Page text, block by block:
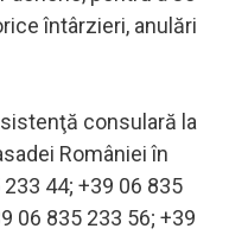
întârzieri, anulări
consulară la
României în
44; +39 06 835
06 835 233 56; +39